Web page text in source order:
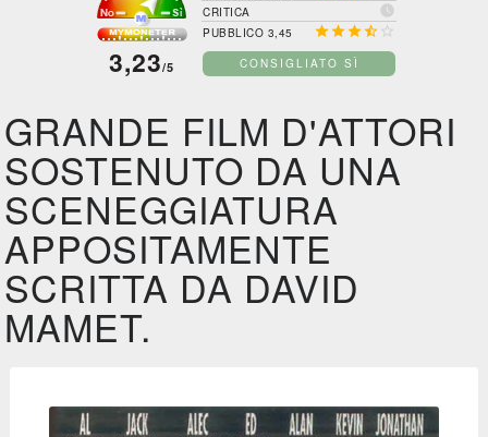
3,23/5
CRITICA 
PUBBLICO 3,45  
CONSIGLIATO SÌ
GRANDE FILM D'ATTORI
SOSTENUTO DA UNA
SCENEGGIATURA
APPOSITAMENTE
SCRITTA DA DAVID
MAMET.